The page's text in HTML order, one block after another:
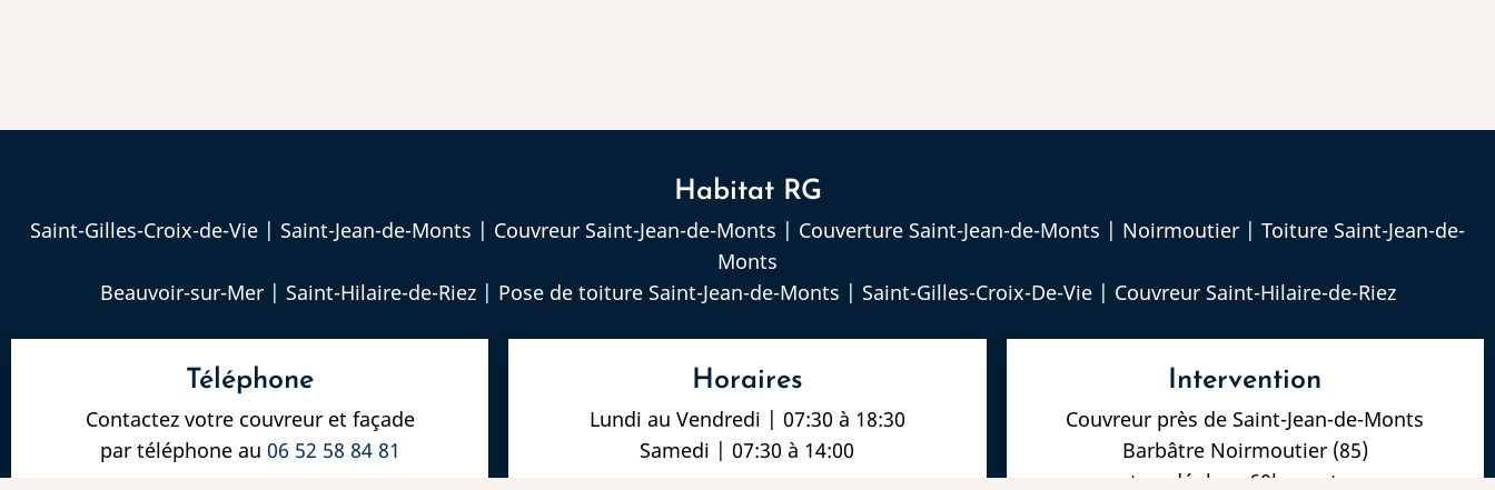
Habitat RG
Saint-Gilles-Croix-de-Vie | Saint-Jean-de-Monts | Couvreur Saint-Jean-de-Monts | Couverture Saint-Jean-de-Monts | Noirmoutier | Toiture Saint-Jean-de-
Monts
Beauvoir-sur-Mer| Saint-Hilaire-de-Riez| Pose de toiture Saint-Jean-de-Monts | Saint-Gilles-Croix-De-Vie| Couvreur Saint-Hilaire-de-Riez
Téléphone
Contactez votre couvreur et façade
par téléphone au 06 52 58 84 81
Horaires
Lundi au Vendredi | 07:30 à 18:30
Samedi | 07:30 à 14:00
Intervention
Couvreur près de Saint-Jean-de-Monts
Barbâtre Noirmoutier (85)
et se déplace 60km autour